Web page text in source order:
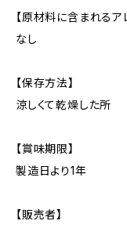
【原材料に含まれる
なし
【保存方法】
涼しくて乾燥した所
【賞味期限】
製造日より1年
【販売者】